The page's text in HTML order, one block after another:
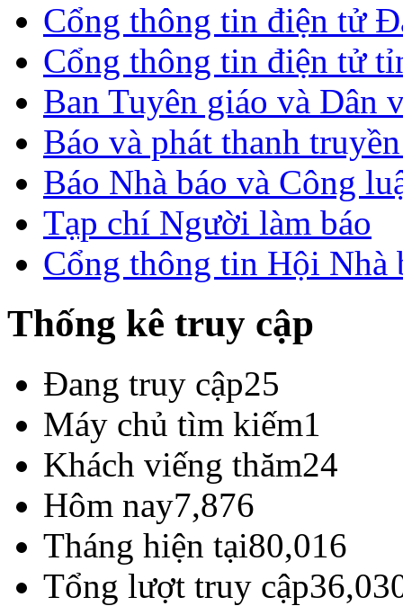
Cổng thông tin điện tử
Cổng thông tin điện tử
Ban Tuyên giáo và Dân
Báo và phát thanh
Báo Nhà báo và Công
Tạp chí Người làm báo
Cổng thông tin Hội Nhà
Thống kê truy cập
Đang truy cập25
Máy chủ tìm kiếm1
Khách viếng thăm24
Hôm nay7,876
Tháng hiện tại80,016
Tổng lượt truy cập